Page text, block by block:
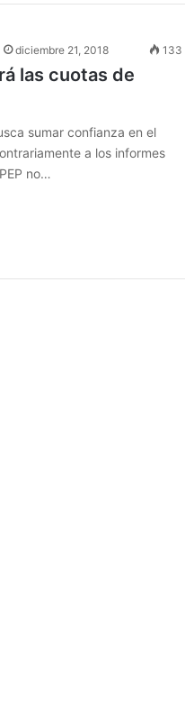
diciembre 21, 2018 133
las cuotas de
sumar confianza en el
a los informes
no…